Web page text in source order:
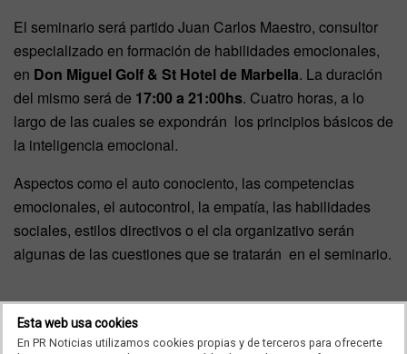
El seminario será partido Juan Carlos Maestro, consultor
especializado en formación de habilidades emocionales,
en Don Miguel Golf & St Hotel de Marbella. La duración
del mismo será de 17:00 a 21:00hs. Cuatro horas, a lo
largo de las cuales se expondrán los principios básicos de
la inteligencia emocional.
Aspectos como el auto conociento, las competencias
emocionales, el autocontrol, la empatía, las habilidades
sociales, estilos directivos o el cla organizativo serán
algunas de las cuestiones que se tratarán en el seminario.
Esta web usa cookies
En PR Noticias utilizamos cookies propias y de terceros para ofrecerte